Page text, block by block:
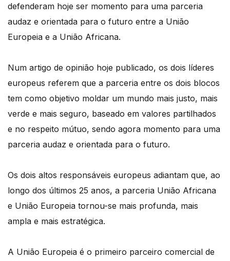
defenderam hoje ser momento para uma parceria
audaz e orientada para o futuro entre a União
Europeia e a União Africana.
Num artigo de opinião hoje publicado, os dois líderes
europeus referem que a parceria entre os dois blocos
tem como objetivo moldar um mundo mais justo, mais
verde e mais seguro, baseado em valores partilhados
e no respeito mútuo, sendo agora momento para uma
parceria audaz e orientada para o futuro.
Os dois altos responsáveis europeus adiantam que, ao
longo dos últimos 25 anos, a parceria União Africana
e União Europeia tornou-se mais profunda, mais
ampla e mais estratégica.
A União Europeia é o primeiro parceiro comercial de